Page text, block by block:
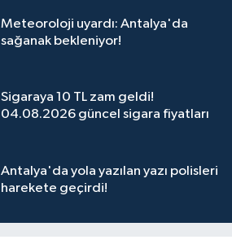
Meteoroloji uyardı: Antalya'da
sağanak bekleniyor!
Sigaraya 10 TL zam geldi!
04.08.2026 güncel sigara fiyatları
Antalya'da yola yazılan yazı polisleri
harekete geçirdi!